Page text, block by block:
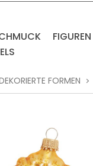
FIGUREN
FORMEN